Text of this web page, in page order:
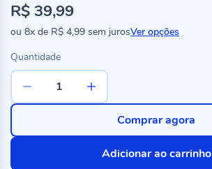
R$ 39,99
ou 8x de R$ 4,99 sem jurosVer opções
Quantidade
Adicionar ao carrinho
Comprar agora